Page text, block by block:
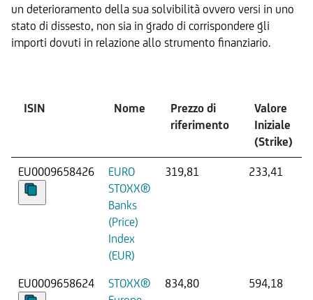
un deterioramento della sua solvibilità ovvero versi in uno
stato di dissesto, non sia in grado di corrispondere gli
importi dovuti in relazione allo strumento finanziario.
ISIN Nome
Prezzo di
riferimento
Valore
Iniziale
(Strike)
EU0009658426
EURO
STOXX®
Banks
(Price)
Index
(EUR)
319,81 233,41
EU0009658624
STOXX®
834,80 594,18